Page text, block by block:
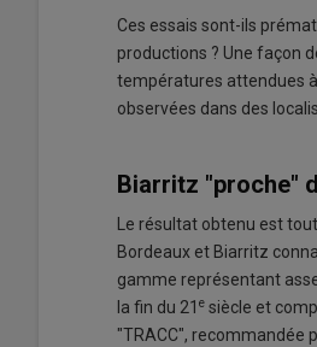
Ces essais sont-ils
productions ? Une façon
températures attendues
observées dans des
Biarritz "proche"
Le résultat obtenu est
Bordeaux et Biarritz
gamme représentant
la fin du 21 e siècle et
"TRACC", recommandée